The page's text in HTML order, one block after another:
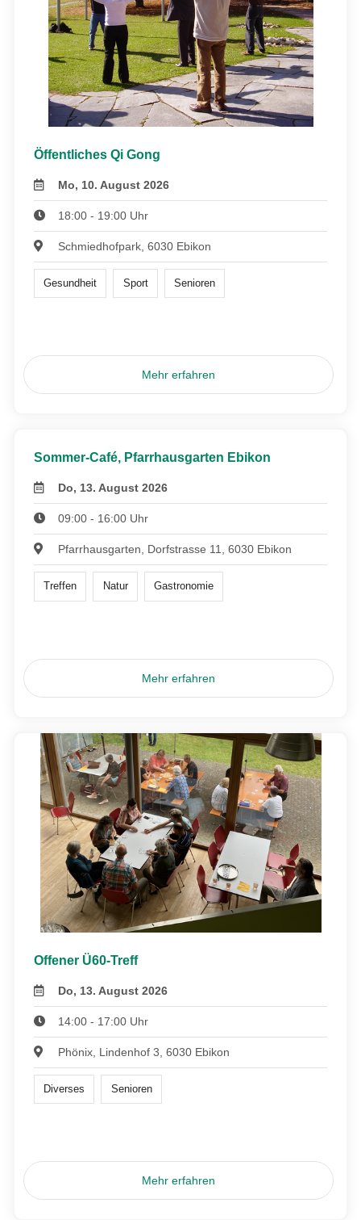
Öffentliches Qi Gong
Mo, 10. August 2026
18:00 - 19:00 Uhr
Schmiedhofpark, 6030 Ebikon
Gesundheit Sport Senioren
Mehr erfahren
Sommer-Café, Pfarrhausgarten Ebikon
Do, 13. August 2026
09:00 - 16:00 Uhr
Pfarrhausgarten, Dorfstrasse 11, 6030 Ebikon
Treffen Natur Gastronomie
Mehr erfahren
Offener Ü60-Treff
Do, 13. August 2026
14:00 - 17:00 Uhr
Phönix, Lindenhof 3, 6030 Ebikon
Diverses Senioren
Mehr erfahren